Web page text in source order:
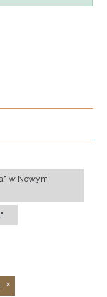
w Nowym